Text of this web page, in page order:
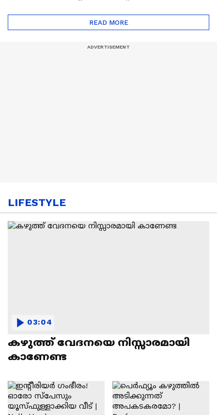
ഒറിയോണിന്റെ യാത്ര
ആരംഭിച്ചു
READ MORE
LIFESTYLE
കഴുത്ത് വേദനയെ നിസ്സാരമായി
കാണേണ്ട
03:04